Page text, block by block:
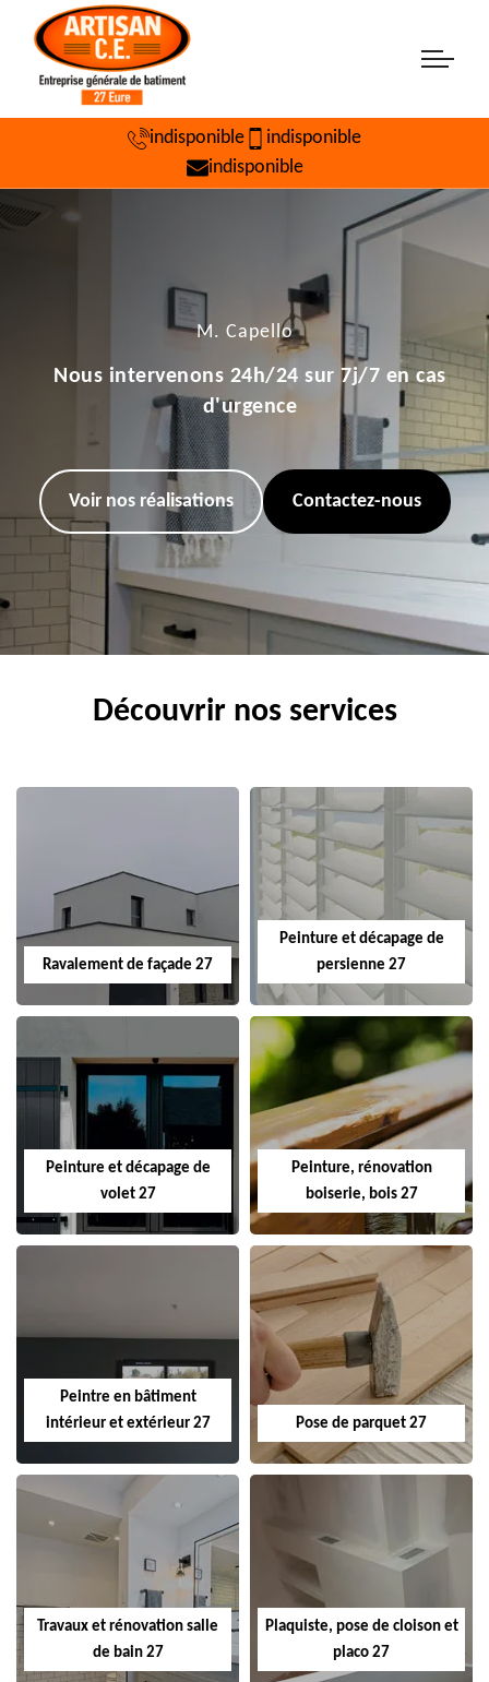
indisponible
indisponible
indisponible
M. Capello
Nous intervenons 24h/24 sur 7j/7 en cas
d'urgence
Voir nos réalisations Contactez-nous
Découvrir nos services
Ravalement de façade 27
Peinture et décapage de
persienne 27
Peinture et décapage de
volet 27
Peinture, rénovation
boiserie, bois 27
Peintre en bâtiment
intérieur et extérieur 27
Pose de parquet 27
Travaux et rénovation salle
de bain 27
Plaquiste, pose de cloison et
placo 27